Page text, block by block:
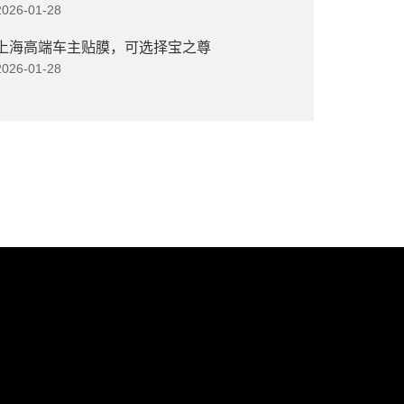
01-28
海高端车主贴膜，可选择宝之尊
01-28